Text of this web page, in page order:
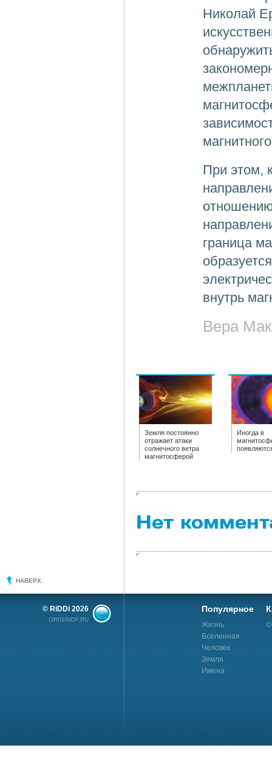
Николай
При этом,
граница
внутрь
Вера
Земля постоянно
отражает атаки
солнечного ветра
магнитосферой
Иногда в
Нет
НАВЕРХ
© RiDDi 2026
ORIGINOF.RU
Популярное
Жизнь
Вселенная
Человек
Земля
Имена
©